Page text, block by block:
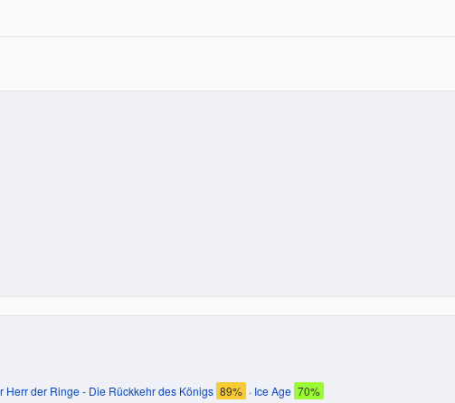
Herr der Ringe - Die Rückkehr des Königs 89% · Ice Age 70%